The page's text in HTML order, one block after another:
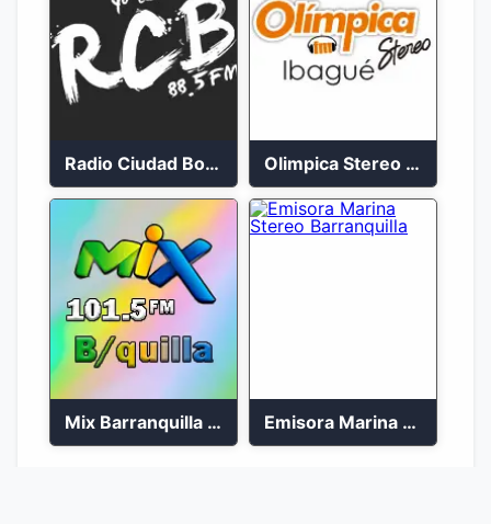
Radio Ciudad Bolívar 88.5 FM Olimpica Stereo Ibagué 94.3 FM
Mix Barranquilla en vivo 103.9 FM Emisora Marina Stereo Barranquilla